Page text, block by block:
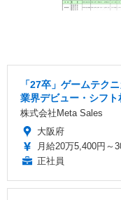
「27卒」ゲームテク
業界デビュー・シフ
株式会社Meta Sales
大阪府
月給20万5,400円～
正社員